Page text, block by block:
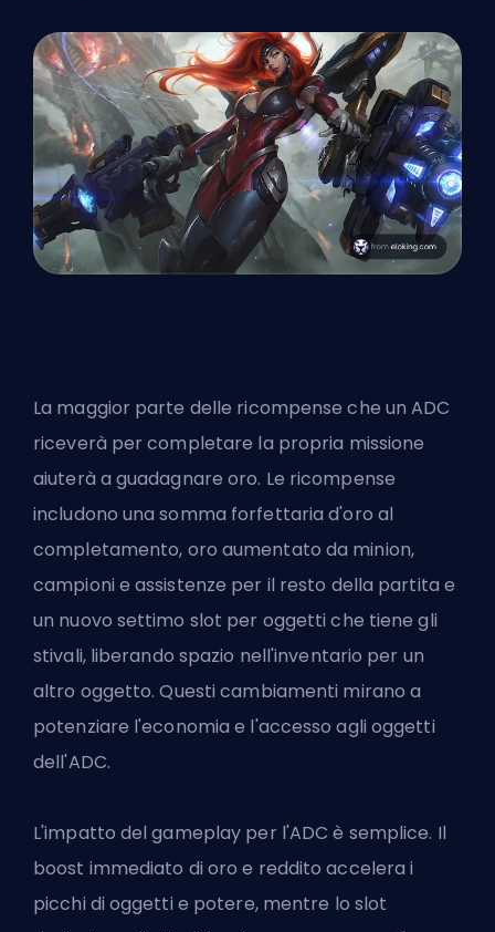
La maggior parte delle ricompense che unADC
riceverà per completare la propria missione
aiuterà a guadagnare oro. Le ricompense
includono una somma forfettaria d'oro al
completamento, oro aumentato da minion,
campioni e assistenze per il resto della partita e
un nuovo settimo slot per oggetti che tiene gli
stivali, liberando spazio nell'inventario per un
altro oggetto. Questi cambiamenti mirano a
potenziare l'economia e l'accesso agli oggetti
dell'ADC.
L'impatto del gameplay per l'ADC è semplice. Il
boost immediato di oro e reddito accelera i
picchi di oggetti e potere, mentre lo slot